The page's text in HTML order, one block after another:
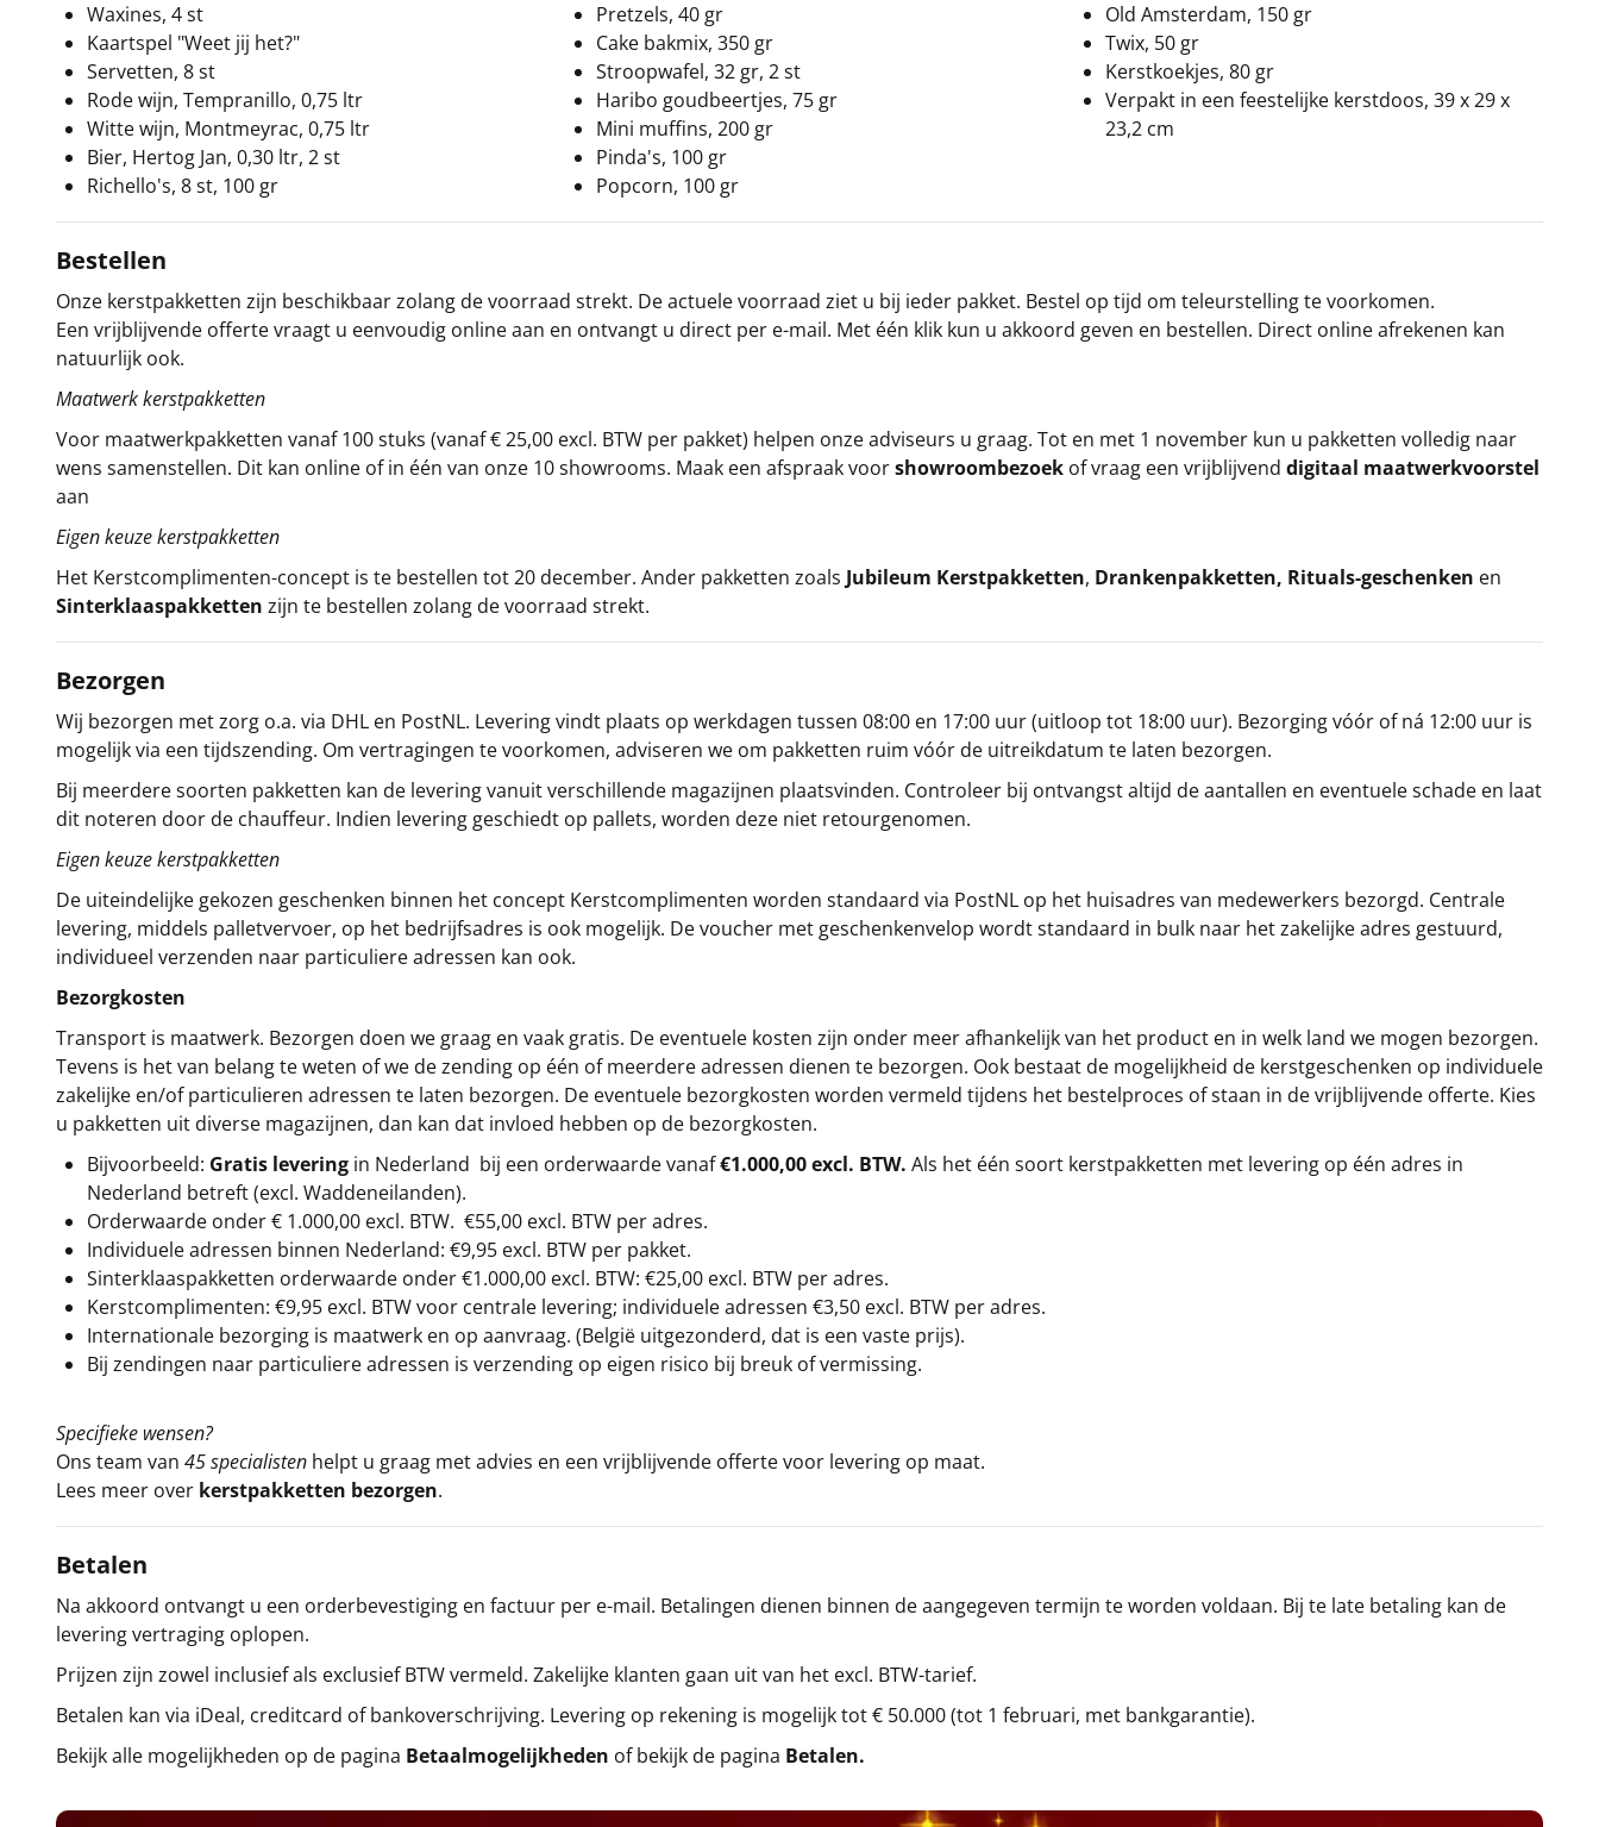
Waxines, 4 st
Kaartspel "Weet jij het?"
Servetten, 8 st
Rode wijn, Tempranillo, 0,75 ltr
Witte wijn, Montmeyrac, 0,75 ltr
Bier, Hertog Jan, 0,30 ltr, 2 st
Richello's, 8 st, 100 gr
Pretzels, 40 gr
Cake bakmix, 350 gr
Stroopwafel, 32 gr, 2 st
Haribo goudbeertjes, 75 gr
Mini muffins, 200 gr
Pinda's, 100 gr
Popcorn, 100 gr
Old Amsterdam, 150 gr
Twix, 50 gr
Kerstkoekjes, 80 gr
Verpakt in een feestelijke kerstdoos, 39 x 29 x
23,2 cm
Bestellen
Onze kerstpakketten zijn beschikbaar zolang de voorraad strekt. De actuele voorraad ziet u bij ieder pakket. Bestel op tijd om teleurstelling te voorkomen.
Een vrijblijvende offerte vraagt u eenvoudig online aan en ontvangt u direct per e-mail. Met één klik kun u akkoord geven en bestellen. Direct online afrekenen kan
natuurlijk ook.
Maatwerk kerstpakketten
Voor maatwerkpakketten vanaf 100 stuks (vanaf € 25,00 excl. BTW per pakket) helpen onze adviseurs u graag. Tot en met 1 november kun u pakketten volledig naar
wens samenstellen. Dit kan online of in één van onze 10 showrooms. Maak een afspraak voorshowroombezoek of vraag een vrijblijvend digitaal maatwerkvoorstel
aan
Eigen keuze kerstpakketten
Het Kerstcomplimenten-concept is te bestellen tot 20 december. Ander pakketten zoals Jubileum Kerstpakketten, Drankenpakketten, Rituals-geschenken en
Sinterklaaspakketten zijn te bestellen zolang de voorraad strekt.
Bezorgen
Wij bezorgen met zorg o.a. via DHL en PostNL. Levering vindt plaats op werkdagen tussen 08:00 en 17:00 uur (uitloop tot 18:00 uur). Bezorging vóór of ná 12:00 uur is
mogelijk via een tijdszending. Om vertragingen te voorkomen, adviseren we om pakketten ruim vóór de uitreikdatum te laten bezorgen.
Bij meerdere soorten pakketten kan de levering vanuit verschillende magazijnen plaatsvinden. Controleer bij ontvangst altijd de aantallen en eventuele schade en laat
dit noteren door de chauffeur. Indien levering geschiedt op pallets, worden deze niet retourgenomen.
Eigen keuze kerstpakketten
De uiteindelijke gekozen geschenken binnen het concept Kerstcomplimenten worden standaard via PostNL op het huisadres van medewerkers bezorgd. Centrale
levering, middels palletvervoer, op het bedrijfsadres is ook mogelijk. De voucher met geschenkenvelop wordt standaard in bulk naar het zakelijke adres gestuurd,
individueel verzenden naar particuliere adressen kan ook.
Bezorgkosten
Transport is maatwerk. Bezorgen doen we graag en vaak gratis. De eventuele kosten zijn onder meer afhankelijk van het product en in welk land we mogen bezorgen.
Tevens is het van belang te weten of we de zending op één of meerdere adressen dienen te bezorgen. Ook bestaat de mogelijkheid de kerstgeschenken op individuele
zakelijke en/of particulieren adressen te laten bezorgen. De eventuele bezorgkosten worden vermeld tijdens het bestelproces of staan in de vrijblijvende offerte. Kies
u pakketten uit diverse magazijnen, dan kan dat invloed hebben op de bezorgkosten.
Bijvoorbeeld: Gratis levering in Nederland bij een orderwaarde vanaf€1.000,00 excl. BTW. Als het één soort kerstpakketten met levering op één adres in
Nederland betreft (excl. Waddeneilanden).
Orderwaarde onder € 1.000,00 excl. BTW. €55,00 excl. BTW per adres.
Individuele adressen binnen Nederland: €9,95 excl. BTW per pakket.
Sinterklaaspakketten orderwaarde onder €1.000,00 excl. BTW: €25,00 excl. BTW per adres.
Kerstcomplimenten: €9,95 excl. BTW voor centrale levering; individuele adressen €3,50 excl. BTW per adres.
Internationale bezorging is maatwerk en op aanvraag. (België uitgezonderd, dat is een vaste prijs).
Bij zendingen naar particuliere adressen is verzending op eigen risico bij breuk of vermissing.
Specifieke wensen?
Ons team van 45 specialisten helpt u graag met advies en een vrijblijvende offerte voor levering op maat.
Lees meer over kerstpakketten bezorgen.
Betalen
Na akkoord ontvangt u een orderbevestiging en factuur per e-mail. Betalingen dienen binnen de aangegeven termijn te worden voldaan. Bij te late betaling kan de
levering vertraging oplopen.
Prijzen zijn zowel inclusief als exclusief BTW vermeld. Zakelijke klanten gaan uit van het excl. BTW-tarief.
Betalen kan via iDeal, creditcard of bankoverschrijving. Levering op rekening is mogelijk tot € 50.000 (tot 1 februari, met bankgarantie).
Bekijk alle mogelijkheden op de pagina Betaalmogelijkheden of bekijk de pagina Betalen.